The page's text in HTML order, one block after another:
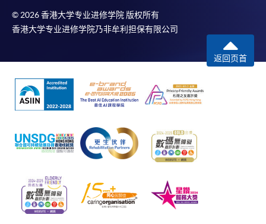
© 2026 香港大学专业进修学院 版权所有
香港大学专业进修学院乃非牟利担保有限公司
返回页首